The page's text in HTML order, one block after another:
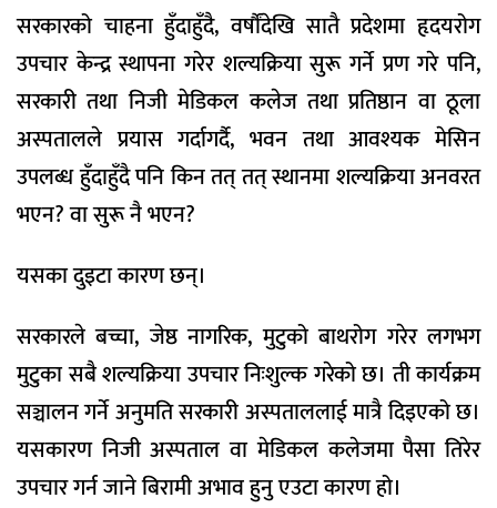
सरकारको चाहना हुँदाहुँदै, वर्षौंदेखि सातै प्रदेशमा हृदयरोग
उपचार केन्द्र स्थापना गरेर शल्यक्रिया सुरू गर्ने प्रण गरे पनि,
सरकारी तथा निजी मेडिकल कलेज तथा प्रतिष्ठान वा ठूला
अस्पतालले प्रयास गर्दागर्दै, भवन तथा आवश्यक मेसिन
उपलब्ध हुँदाहुँदै पनि किन तत् तत् स्थानमा शल्यक्रिया अनवरत
भएन? वा सुरू नै भएन?
यसका दुइटा कारण छन्।
सरकारले बच्चा, जेष्ठ नागरिक, मुटुको बाथरोग गरेर लगभग
मुटुका सबै शल्यक्रिया उपचार निःशुल्क गरेको छ। ती कार्यक्रम
सञ्चालन गर्ने अनुमति सरकारी अस्पताललाई मात्रै दिइएको छ।
यसकारण निजी अस्पताल वा मेडिकल कलेजमा पैसा तिरेर
उपचार गर्न जाने बिरामी अभाव हुनु एउटा कारण हो।